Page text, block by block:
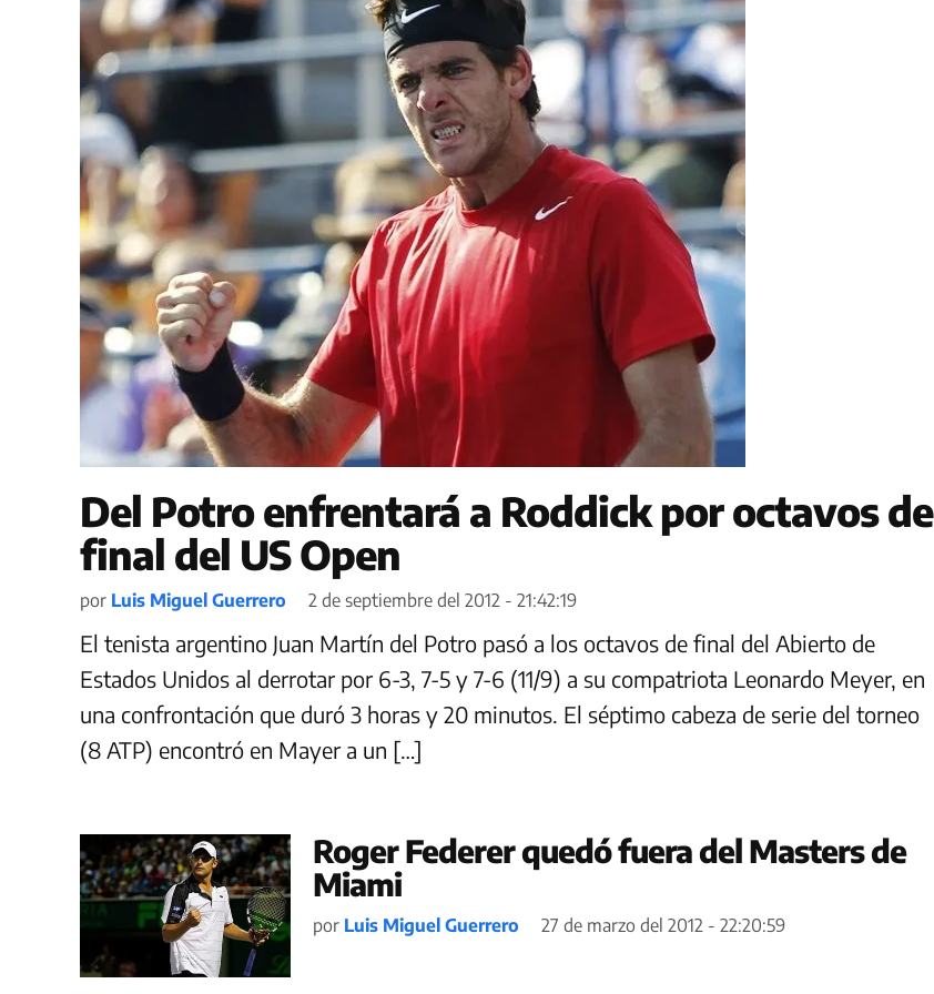
Del Potro enfrentará a Roddick por octavos de
final del US Open
por Luis Miguel Guerrero 2 de septiembre del 2012 - 21:42:19
El tenista argentino Juan Martín del Potro pasó a los octavos de final del Abierto de
Estados Unidos al derrotar por 6-3, 7-5 y 7-6 (11/9) a su compatriota Leonardo Meyer, en
una confrontación que duró 3 horas y 20 minutos. El séptimo cabeza de serie del torneo
(8 ATP) encontró en Mayer a un […]
Roger Federer quedó fuera del Masters de
Miami
por Luis Miguel Guerrero 27 de marzo del 2012 - 22:20:59